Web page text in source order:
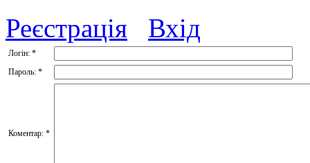
Реєстрація Вхід
Логін: *
Пароль: *
Коментар: *